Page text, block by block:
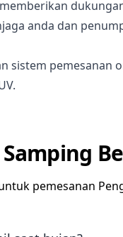
anda dan
sistem pemesanan
pemesanan